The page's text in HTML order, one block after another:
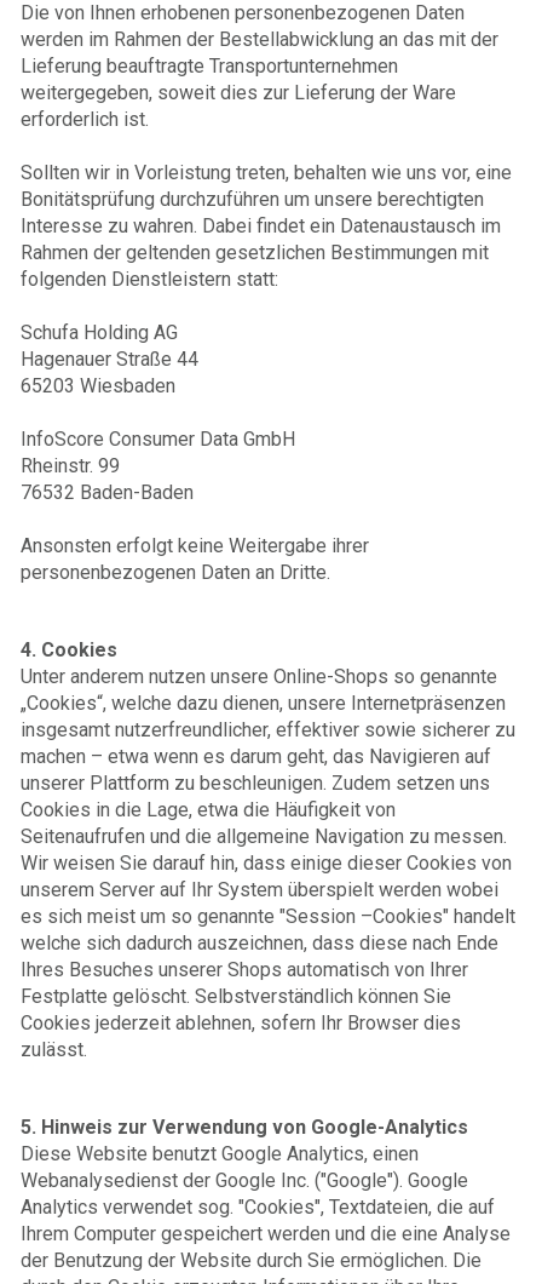
Die von Ihnen erhobenen personenbezogenen Daten
werden im Rahmen der Bestellabwicklung an das mit der
Lieferung beauftragte Transportunternehmen
weitergegeben, soweit dies zur Lieferung der Ware
erforderlich ist.
Sollten wir in Vorleistung treten, behalten wie uns vor, eine
Bonitätsprüfung durchzuführen um unsere berechtigten
Interesse zu wahren. Dabei findet ein Datenaustausch im
Rahmen der geltenden gesetzlichen Bestimmungen mit
folgenden Dienstleistern statt:
Schufa Holding AG
Hagenauer Straße 44
65203 Wiesbaden
InfoScore Consumer Data GmbH
Rheinstr. 99
76532 Baden-Baden
Ansonsten erfolgt keine Weitergabe ihrer
personenbezogenen Daten an Dritte.
4. Cookies
Unter anderem nutzen unsere Online-Shops so genannte
„Cookies“, welche dazu dienen, unsere Internetpräsenzen
insgesamt nutzerfreundlicher, effektiver sowie sicherer zu
machen – etwa wenn es darum geht, das Navigieren auf
unserer Plattform zu beschleunigen. Zudem setzen uns
Cookies in die Lage, etwa die Häufigkeit von
Seitenaufrufen und die allgemeine Navigation zu messen.
Wir weisen Sie darauf hin, dass einige dieser Cookies von
unserem Server auf Ihr System überspielt werden wobei
es sich meist um so genannte "Session –Cookies" handelt
welche sich dadurch auszeichnen, dass diese nach Ende
Ihres Besuches unserer Shops automatisch von Ihrer
Festplatte gelöscht. Selbstverständlich können Sie
Cookies jederzeit ablehnen, sofern Ihr Browser dies
zulässt.
scitylanA-elgooG nov gnudnewreV ruz siewniH .5
Diese Website benutzt Google Analytics, einen
Webanalysedienst der Google Inc. ("Google"). Google
Analytics verwendet sog. "Cookies", Textdateien, die auf
Ihrem Computer gespeichert werden und die eine Analyse
der Benutzung der Website durch Sie ermöglichen. Die